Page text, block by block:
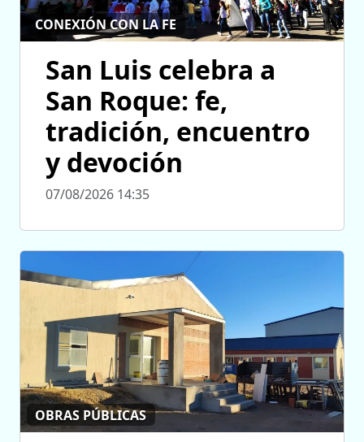
CONEXIÓN CON LA FE
San Luis celebra a
San Roque: fe,
tradición, encuentro
y devoción
07/08/2026 14:35
OBRAS PÚBLICAS